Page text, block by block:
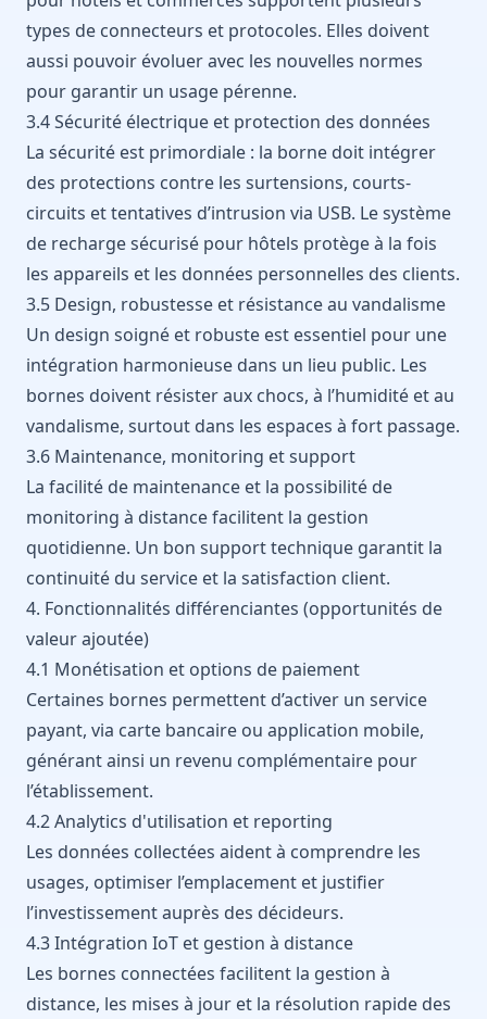
types de connecteurs et protocoles. Elles doivent
aussi pouvoir évoluer avec les nouvelles normes
pour garantir un usage pérenne.
3.4 Sécurité électrique et protection des données
La sécurité est primordiale : la borne doit intégrer
des protections contre les surtensions, courts-
circuits et tentatives d’intrusion via USB. Le système
de recharge sécurisé pour hôtels protège à la fois
les appareils et les données personnelles des clients.
3.5 Design, robustesse et résistance au vandalisme
Un design soigné et robuste est essentiel pour une
intégration harmonieuse dans un lieu public. Les
bornes doivent résister aux chocs, à l’humidité et au
vandalisme, surtout dans les espaces à fort passage.
3.6 Maintenance, monitoring et support
La facilité de maintenance et la possibilité de
monitoring à distance facilitent la gestion
quotidienne. Un bon support technique garantit la
continuité du service et la satisfaction client.
4. Fonctionnalités différenciantes (opportunités de
valeur ajoutée)
4.1 Monétisation et options de paiement
Certaines bornes permettent d’activer un service
payant, via carte bancaire ou application mobile,
générant ainsi un revenu complémentaire pour
l’établissement.
4.2 Analytics d'utilisation et reporting
Les données collectées aident à comprendre les
usages, optimiser l’emplacement et justifier
l’investissement auprès des décideurs.
4.3 Intégration IoT et gestion à distance
Les bornes connectées facilitent la gestion à
distance, les mises à jour et la résolution rapide des